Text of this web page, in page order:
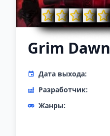
Grim Dawn
Дата выхода:
Разработчик:
Жанры: